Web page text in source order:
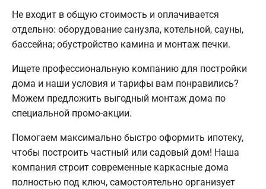
Не входит в общую стоимость и оплачивается
отдельно: оборудование санузла, котельной, сауны,
бассейна; обустройство камина и монтаж печки.
Ищете профессиональную компанию для постройки
дома и наши условия и тарифы вам понравились?
Можем предложить выгодный монтаж дома по
специальной промо-акции.
Помогаем максимально быстро оформить ипотеку,
чтобы построить частный или садовый дом! Наша
компания строит современные каркасные дома
полностью под ключ, самостоятельно организует